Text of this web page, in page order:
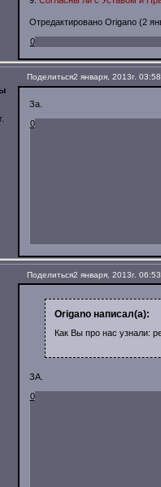
Отредактировано Origano (2
0
Поделиться2 января, 2013г.
За.
0
Поделиться2 января, 2013г.
Origano написал(а):
Как Вы про нас узнали:
ЗА.
0